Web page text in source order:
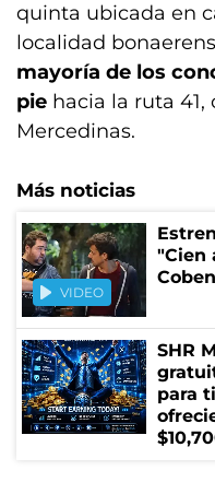
quinta ubicada en
localidad
mayoría de los
pie hacia la ruta
Mercedinas.
Más noticias
VIDEO
"Cien
Coben
SHR
para